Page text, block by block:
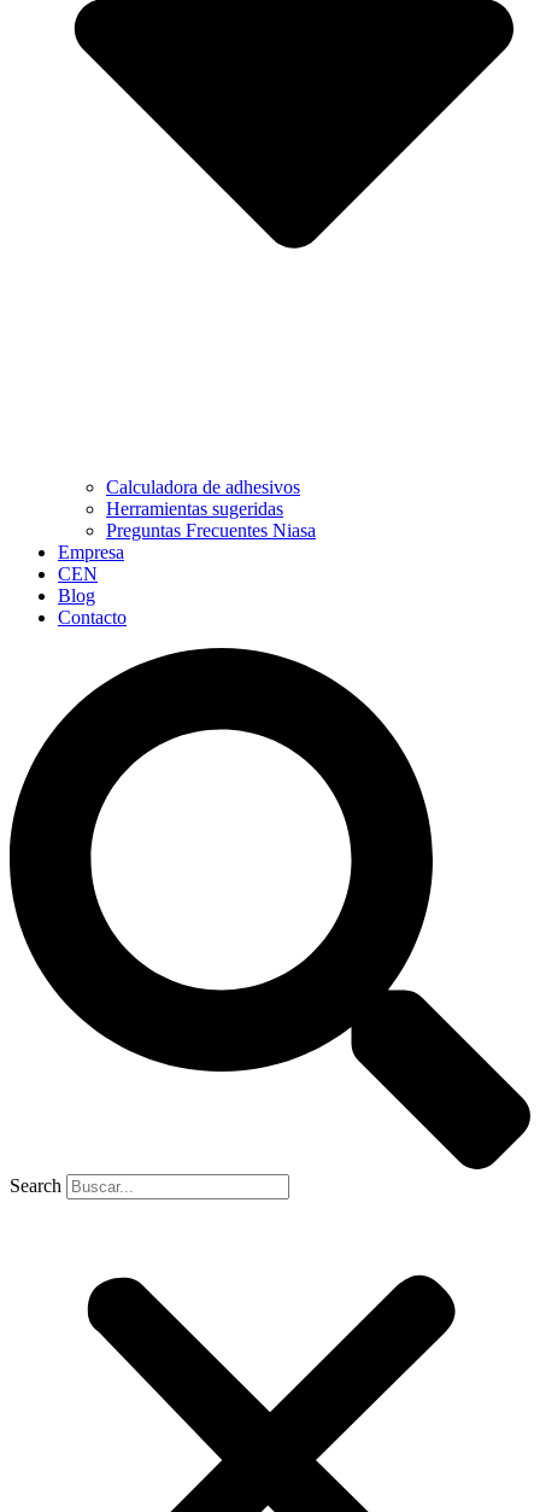
Calculadora de adhesivos
Herramientas sugeridas
Preguntas Frecuentes Niasa
Empresa
CEN
Blog
Contacto
Search